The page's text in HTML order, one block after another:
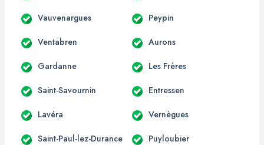
Vauvenargues Peypin
Ventabren Aurons
Gardanne Les Frères
Saint-Savournin Entressen
Lavéra Vernègues
Saint-Paul-lez-Durance Puyloubier